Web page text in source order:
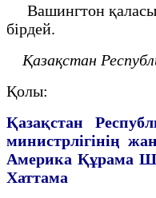
Вашингтон
бiрдей.
Қазақстан
Қолы:
Қазақстан
министрлiгiнiң
Америка Құрама
Хаттама